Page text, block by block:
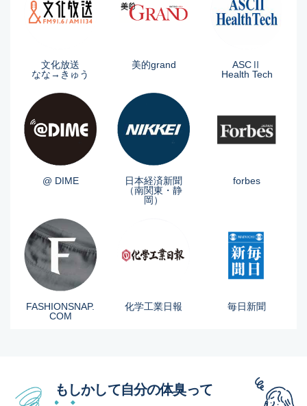
文化放送
なな→きゅう
美的grand
ASCⅡ
Health Tech
@ DIME
日本経済新聞
（南関東・静
岡）
forbes
FASHIONSNAP.
COM
化学工業日報 毎日新聞
もしかして自分の体臭って